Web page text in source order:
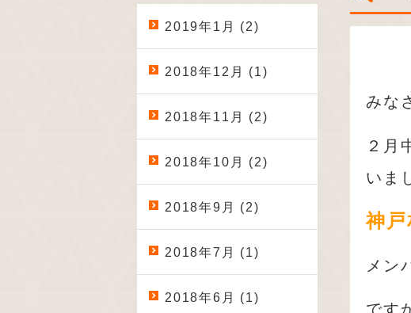
みな
２月
いま
神
メン
です
2019年1月 (2)
2018年12月 (1)
2018年11月 (2)
2018年10月 (2)
2018年9月 (2)
2018年7月 (1)
2018年6月 (1)